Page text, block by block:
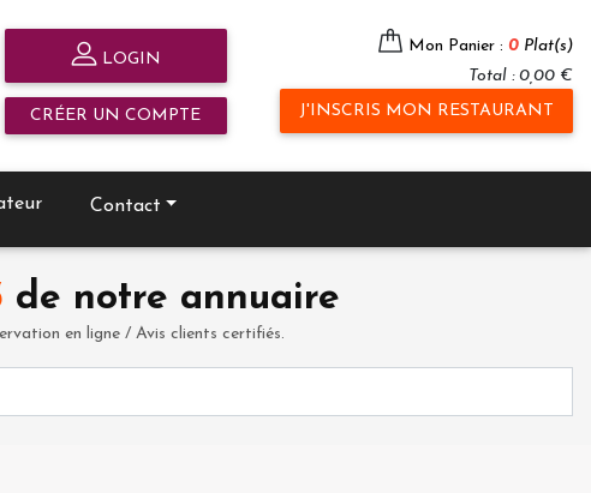
LOGIN
CRÉER UN COMPTE
Mon Panier : 0 Plat(s)
Total : 0,00 €
J'INSCRIS MON RESTAURANT
Contact
de notre annuaire
en ligne / Avis clients certifiés.